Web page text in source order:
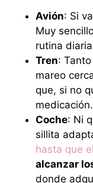
Avión: Si
Muy
rutina
Tren:
mareo
que, si no
medicación.
Coche: Ni
sillita
hasta que
alcanzar
donde